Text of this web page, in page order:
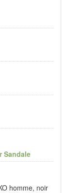
Sandale
homme, noir